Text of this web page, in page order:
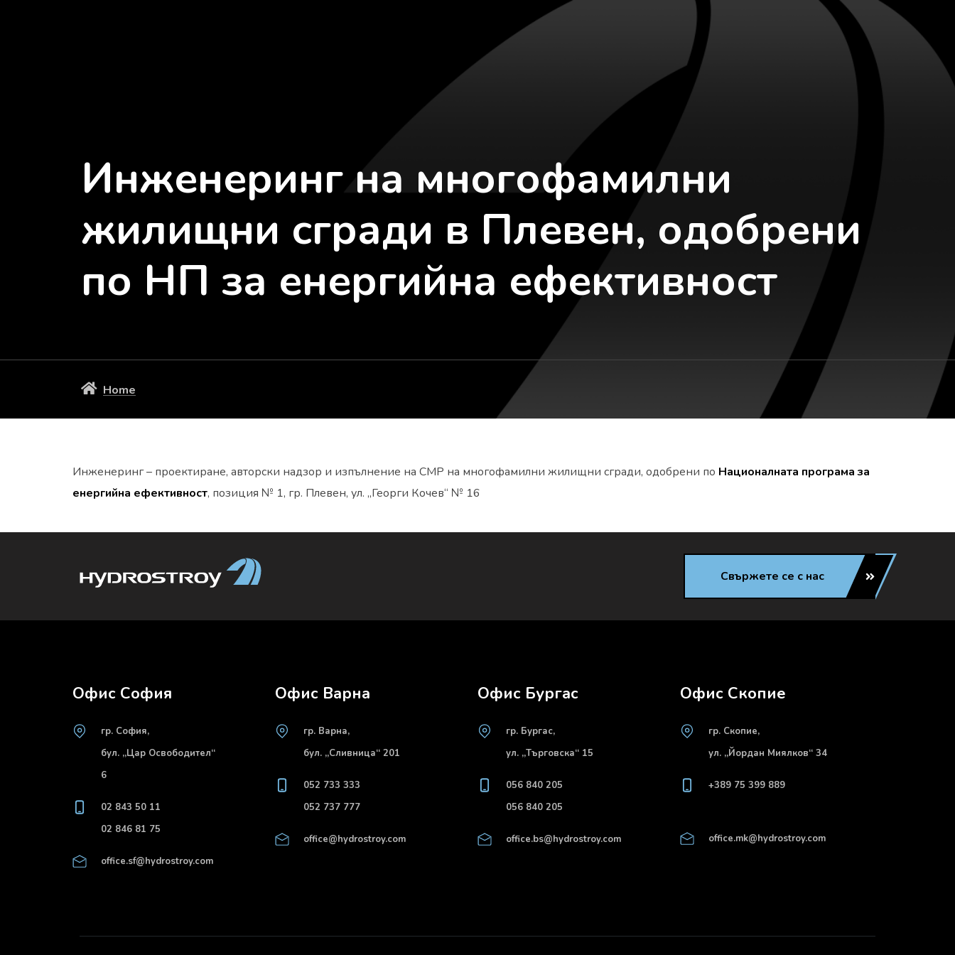
Инженеринг на многофамилни
жилищни сгради в Плевен, одобрени
по НП за енергийна ефективност
Home
Инженеринг – проектиране, авторски надзор и изпълнение на СМР на многофамилни жилищни сгради, одобрени по Националната програма за
енергийна ефективност, позиция № 1, гр. Плевен, ул. „Георги Кочев“ № 16
Свържете се с нас
Офис София
гр. София,
бул. „Цар Освободител“
6
02 843 50 11
02 846 81 75
office.sf@hydrostroy.com
Офис Варна
гр. Варна,
бул. „Сливница“ 201
052 733 333
052 737 777
office@hydrostroy.com
Офис Бургас
гр. Бургас,
ул. „Търговска“ 15
056 840 205
056 840 205
office.bs@hydrostroy.com
Офис Скопие
гр. Скопие,
ул. „Йордан Миялков“ 34
+389 75 399 889
office.mk@hydrostroy.com